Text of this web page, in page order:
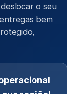
o seu
bem